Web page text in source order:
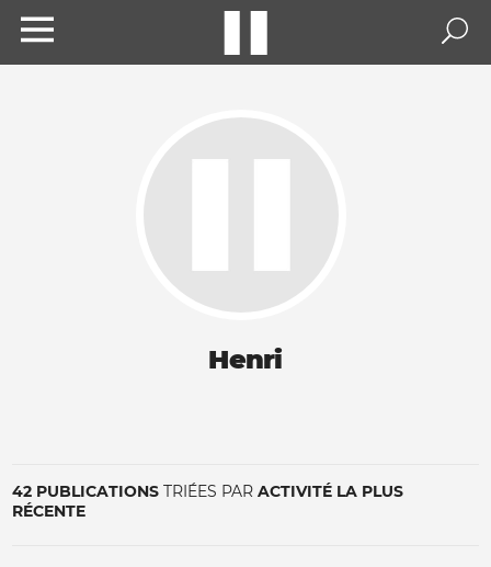
Henri
42 PUBLICATIONS TRIÉES PAR ACTIVITÉ LA PLUS
RÉCENTE